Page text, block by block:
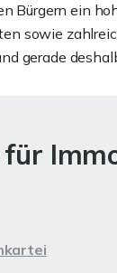
Bürgern ein
sowie
gerade